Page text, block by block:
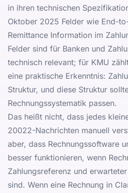
in ihren technischen
Oktober 2025 Felder wie End-
Remittance Information im
Felder sind für Banken und
technisch relevant; für KMU
eine praktische Erkenntnis:
Struktur, und diese Struktur
Rechnungssystematik passen.
Das heißt nicht, dass jedes
20022-Nachrichten manuell
aber, dass Rechnungssoftware
besser funktionieren, wenn
Zahlungsreferenz und
sind. Wenn eine Rechnung in